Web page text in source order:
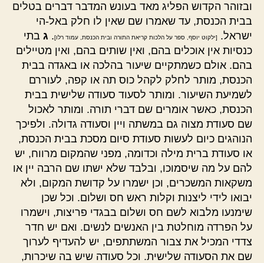
ובזוהר הקדוש הפליג מאד בעונש המדבר דברים בטלים
בבית הכנסת, עד שאמרו שם שאין לו חלק באל-הי
ישראל.
[ילקוט יוסף, ספר על הלכות קריאת התורה ובית הכנסת, עמוד רלו]. ג בתי
כנסיות אין אוכלים בהם, ואין שותים בהם, ואין מטיילים
בהם. אולם כשמתקיים שיעור בהלכה או באגדה בבית
הכנסת, מותר לחלק לקהל כוס תה או קפה, לעוררם
לשמיעת השיעור. ומותר לסעוד סעודה שלישית בבית
הכנסת, כאשר אומרים שם דברי תורה. ומותר לאכול
שם סעודת מצוה גם במשתה ויין וסעודה גדולה. ולפיכך
הנוהגים כיום לעשות סעודת סיום מסכת בבית הכנסת,
או סעודת ברית מילה וכדומה, מפני שהמקום מרווח, יש
להם על מה שיסמוכו, ובלבד שלא ישתו שם הרבה יין או
משקאות המשכרים, וכן ישמרו על קדושת המקום, ולא
יבואו לידי ליצנות וקלות ראש חס ושלום. וכל שכן
שימנעו מלבוא לשם חס ושלום בבגדי פריצות, וישמרו
על הפרדה מוחלטת בין האנשים לנשים. ואם יש חדר
צדדי המכיל את צבור המשתתפים, יש להעדיף לערוך
שם את הסעודה שלישית. וכל סעודה שיש בה שיכרות,